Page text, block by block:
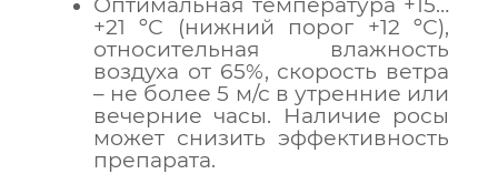
+21 ºС (нижний порог +12 ºС),
относительная влажность
воздуха от 65%, скорость ветра
– не более 5 м/с в утренние или
вечерние часы. Наличие росы
может снизить эффективность
препарата.